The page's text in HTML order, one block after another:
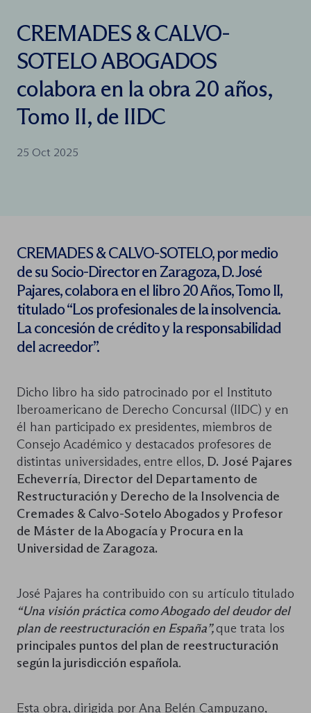
CREMADES & CALVO-
SOTELO ABOGADOS
colabora en la obra 20 años,
Tomo II, de IIDC
25 Oct 2025
CREMADES & CALVO-SOTELO,por medio
de su Socio-Director en Zaragoza, D. José
Pajares, colabora en el libro20 Años, Tomo II,
titulado “Los profesionales de la insolvencia.
La concesión de crédito y la responsabilidad
del acreedor”.
Dicho libro ha sido patrocinado por el Instituto
Iberoamericano de Derecho Concursal (IIDC) y en
él han participado ex presidentes, miembros de
Consejo Académico y destacados profesores de
distintas universidades, entre ellos, D. José Pajares
Echeverría, Director del Departamento de
Restructuración y Derecho de la Insolvencia de
Cremades & Calvo-Sotelo Abogados y Profesor
de Máster de la Abogacía y Procura en la
Universidad de Zaragoza.
José Pajares ha contribuido con su artículo titulado
“Una visión práctica como Abogado del deudor del
plan de reestructuración en España”,que trata los
principales puntos del plan de reestructuración
según la jurisdicción española.
Esta obra, dirigida por Ana Belén Campuzano,